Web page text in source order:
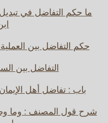
ما حكم التفاضل في تبديل
حكم التفاضل بين العملية
التفاضل بين
باب : تفاضل أهل
شرح قول المصنف : وما